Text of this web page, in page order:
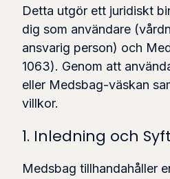
Detta utgör ett juridiskt
dig som användare
ansvarig person) och
1063). Genom att
eller Medsbag-väskan
villkor.
1. Inledning och
Medsbag tillhandahåller